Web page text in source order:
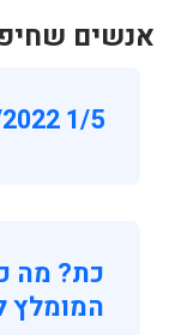
אנשים
1/5 08/02/2022
המומלץ